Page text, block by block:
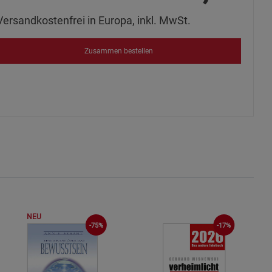
in Europa, inkl. MwSt.
Zusammen bestellen
NEU
-75% -17%